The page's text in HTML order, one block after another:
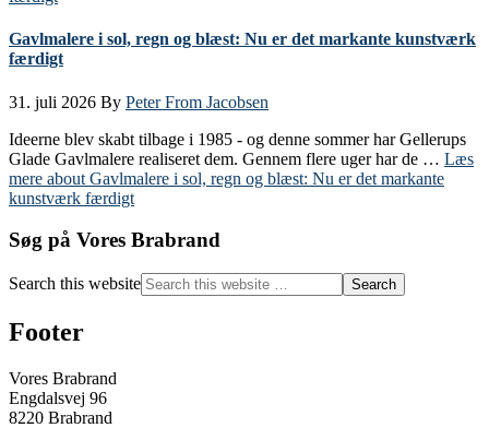
Gavlmalere i sol, regn og blæst: Nu er det markante kunstværk
færdigt
31. juli 2026 By Peter From Jacobsen
Ideerne blev skabt tilbage i 1985 - og denne sommer har Gellerups
Glade Gavlmalere realiseret dem. Gennem flere uger har de … Læs
mere about Gavlmalere i sol, regn og blæst: Nu er det markante
kunstværk færdigt
Søg på Vores Brabrand
Search this website
Footer
Vores Brabrand
Engdalsvej 96
8220 Brabrand